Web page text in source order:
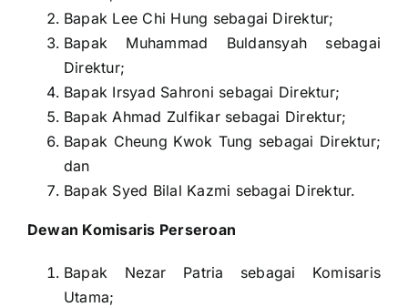
Bapak Lee Chi Hung sebagai Direktur;
Bapak Muhammad Buldansyah sebagai
Direktur;
Bapak Irsyad Sahroni sebagai Direktur;
Bapak Ahmad Zulfikar sebagai Direktur;
Bapak Cheung Kwok Tung sebagai Direktur;
dan
Bapak Syed Bilal Kazmi sebagai Direktur.
Dewan Komisaris Perseroan
Bapak Nezar Patria sebagai Komisaris
Utama;